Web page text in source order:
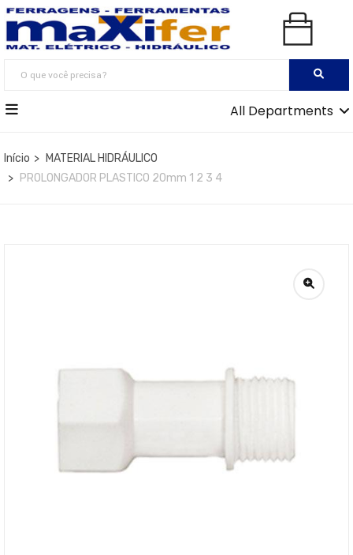
All Departments
Início
MATERIAL HIDRÁULICO
PROLONGADOR PLASTICO 20mm 1 2 3 4